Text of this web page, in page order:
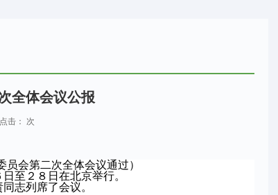
全体会议公报
击： 次
会第二次全体会议通过）
至２８日在北京举行。
志列席了会议。